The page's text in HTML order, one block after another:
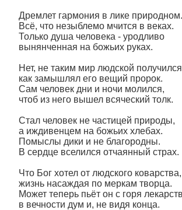
Дремлет гармония в лике природном.
Всё, что незыблемо мчится в веках.
Только душа человека - уродливо
вынянченная на божьих руках.
Нет, не таким мир людской
как замышлял его вещий пророк.
Сам человек дни и ночи молился,
чтоб из него вышел всяческий толк.
Стал человек не частицей природы,
а иждивенцем на божьих хлебах.
Помыслы дики и не благородны.
В сердце вселился отчаянный страх.
Что Бог хотел от людского коварства,
жизнь насаждая по меркам творца.
Может теперь пьёт он с горя
в вечности дум и, не видя конца.